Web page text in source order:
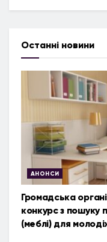
Останні новини
АНОНСИ
Громадська
конкурс з пошуку
(меблі) для